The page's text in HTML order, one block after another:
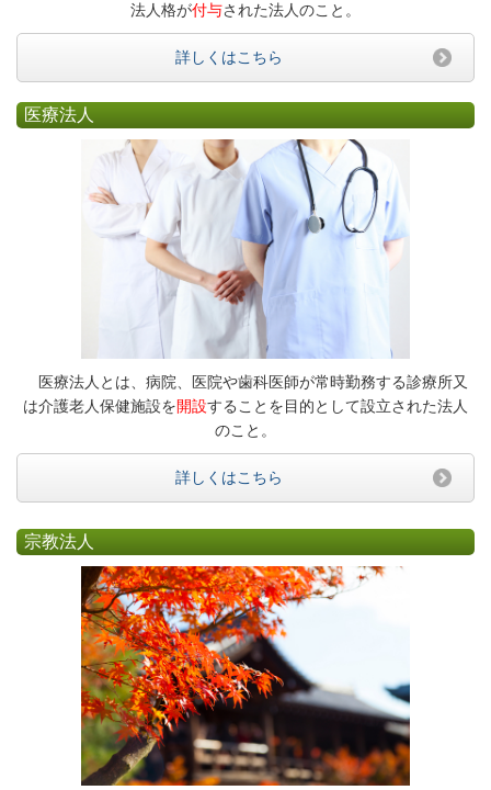
法人格が付与された法人のこと。
詳しくはこちら
医療法人
医療法人とは、病院、医院や歯科医師が常時勤務する診療所又
は介護老人保健施設を開設することを目的として設立された法人
のこと。
詳しくはこちら
宗教法人